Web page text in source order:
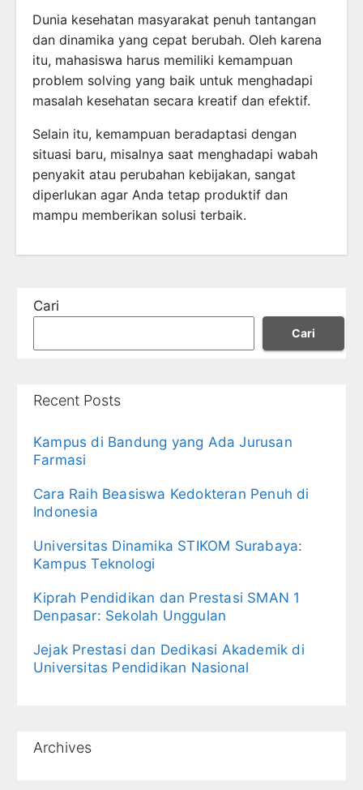
Dunia kesehatan masyarakat penuh tantangan
dan dinamika yang cepat berubah. Oleh karena
itu, mahasiswa harus memiliki kemampuan
problem solving yang baik untuk menghadapi
masalah kesehatan secara kreatif dan efektif.
Selain itu, kemampuan beradaptasi dengan
situasi baru, misalnya saat menghadapi wabah
penyakit atau perubahan kebijakan, sangat
diperlukan agar Anda tetap produktif dan
mampu memberikan solusi terbaik.
Cari
Cari
Recent Posts
Kampus di Bandung yang Ada Jurusan
Farmasi
Cara Raih Beasiswa Kedokteran Penuh di
Indonesia
Universitas Dinamika STIKOM Surabaya:
Kampus Teknologi
Kiprah Pendidikan dan Prestasi SMAN 1
Denpasar: Sekolah Unggulan
Jejak Prestasi dan Dedikasi Akademik di
Universitas Pendidikan Nasional
Archives